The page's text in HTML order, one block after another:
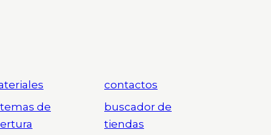
de
contactos
buscador de
tiendas